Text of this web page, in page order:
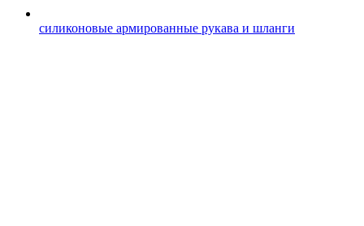
силиконовые армированные рукава и шланги